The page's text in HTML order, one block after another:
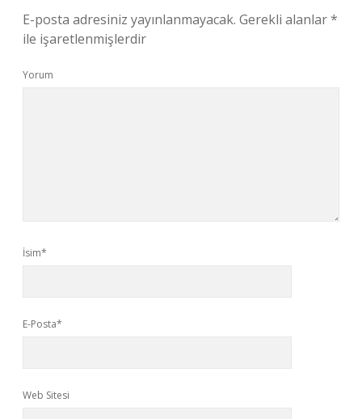
E-posta adresiniz yayınlanmayacak. Gerekli alanlar*
ile işaretlenmişlerdir
Yorum
İsim*
E-Posta*
Web Sitesi